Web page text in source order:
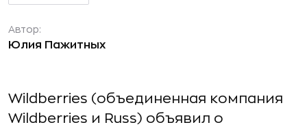
Автор:
Юлия Пажитных
Wildberries (объединенная компания
Wildberries и Russ) объявил о